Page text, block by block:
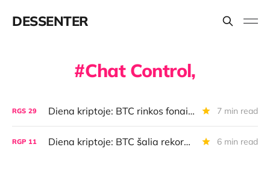
DESSENTER
Chat Control,
RGS 29 Diena kriptoje: BTC rinkos fonai, info chaosai ir milijonieriai, "Vanguard" pasidavė, BTC per "iMessage" ir dar daugiau 7 min read
RGP 11 Diena kriptoje: BTC šalia rekordo, bitkoino mokėjimų staigmena Rygoje, europiečių sekimas 6 min read